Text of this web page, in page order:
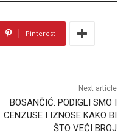
Pinterest
Next article
BOSANČIĆ: PODIGLI SMO I
CENZUSE I IZNOSE KAKO BI
ŠTO VEĆI BROJ